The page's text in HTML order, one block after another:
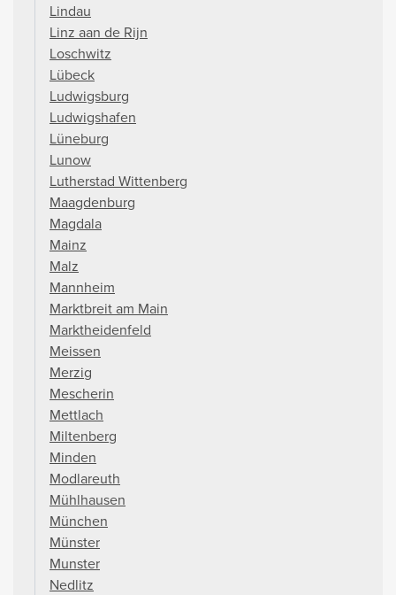
Lindau
Linz aan de Rijn
Loschwitz
Lübeck
Ludwigsburg
Ludwigshafen
Lüneburg
Lunow
Lutherstad Wittenberg
Maagdenburg
Magdala
Mainz
Malz
Mannheim
Marktbreit am Main
Marktheidenfeld
Meissen
Merzig
Mescherin
Mettlach
Miltenberg
Minden
Modlareuth
Mühlhausen
München
Münster
Munster
Nedlitz